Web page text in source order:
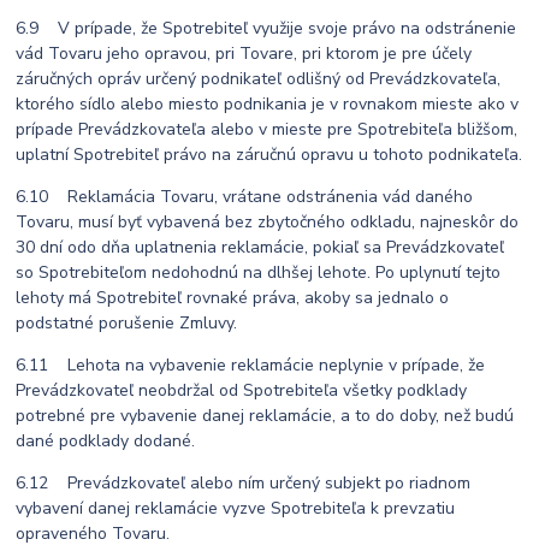
6.9 V prípade, že Spotrebiteľ využije svoje právo na odstránenie
vád Tovaru jeho opravou, pri Tovare, pri ktorom je pre účely
záručných opráv určený podnikateľ odlišný od Prevádzkovateľa,
ktorého sídlo alebo miesto podnikania je v rovnakom mieste ako v
prípade Prevádzkovateľa alebo v mieste pre Spotrebiteľa bližšom,
uplatní Spotrebiteľ právo na záručnú opravu u tohoto podnikateľa.
6.10 Reklamácia Tovaru, vrátane odstránenia vád daného
Tovaru, musí byť vybavená bez zbytočného odkladu, najneskôr do
30 dní odo dňa uplatnenia reklamácie, pokiaľ sa Prevádzkovateľ
so Spotrebiteľom nedohodnú na dlhšej lehote. Po uplynutí tejto
lehoty má Spotrebiteľ rovnaké práva, akoby sa jednalo o
podstatné porušenie Zmluvy.
6.11 Lehota na vybavenie reklamácie neplynie v prípade, že
Prevádzkovateľ neobdržal od Spotrebiteľa všetky podklady
potrebné pre vybavenie danej reklamácie, a to do doby, než budú
dané podklady dodané.
6.12 Prevádzkovateľ alebo ním určený subjekt po riadnom
vybavení danej reklamácie vyzve Spotrebiteľa k prevzatiu
opraveného Tovaru.